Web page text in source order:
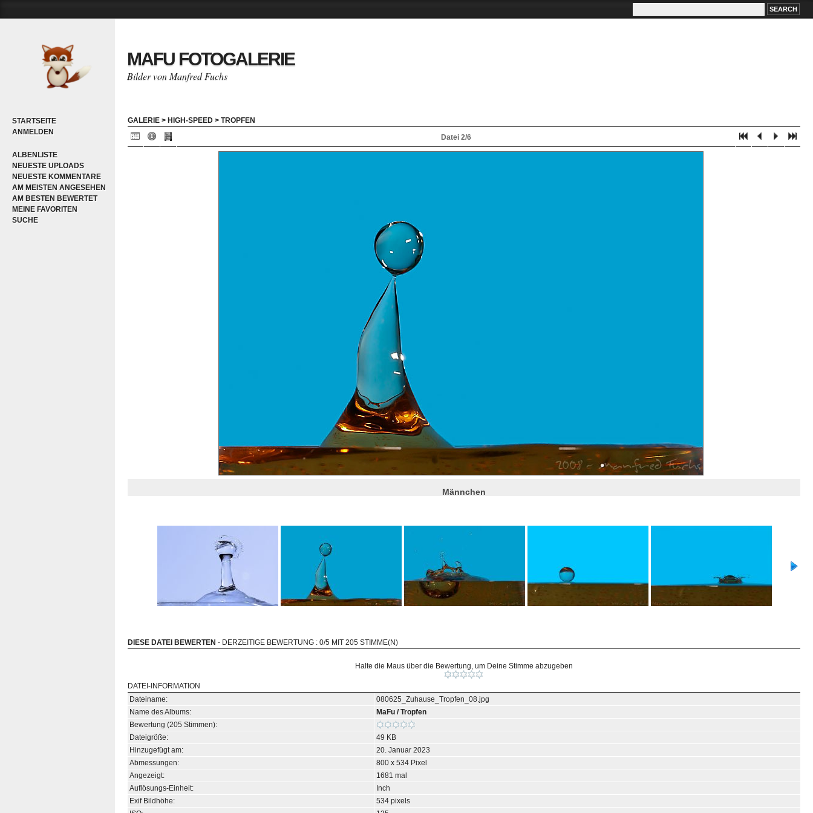
STARTSEITE
ANMELDEN
ALBENLISTE
NEUESTE UPLOADS
NEUESTE KOMMENTARE
AM MEISTEN ANGESEHEN
AM BESTEN BEWERTET
MEINE FAVORITEN
SUCHE
MAFU FOTOGALERIE
Bilder von Manfred Fuchs
GALERIE > HIGH-SPEED > TROPFEN
Datei 2/6
Männchen
DIESE DATEI BEWERTEN - DERZEITIGE BEWERTUNG : 0/5 MIT 205 STIMME(N)
Halte die Maus über die Bewertung, um Deine Stimme abzugeben
DATEI-INFORMATION
Dateiname:
080625_Zuhause_Tropfen_08.jpg
Name des Albums:
MaFu /Tropfen
Bewertung (205 Stimmen):
Dateigröße:
49 KB
Hinzugefügt am:
20. Januar 2023
Abmessungen:
800 x 534 Pixel
Angezeigt:
1681 mal
Auflösungs-Einheit:
Inch
Exif Bildhöhe:
534 pixels